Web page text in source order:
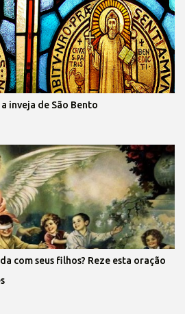
inveja de São Bento
com seus filhos? Reze esta oração